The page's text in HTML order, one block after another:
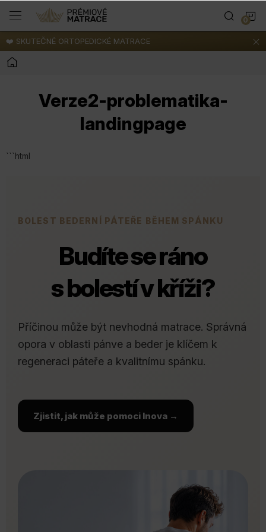
obsah
❤️ SKUTEČNÉ ORTOPEDICKÉ MATRACE
Domů
Verze2-problematika-
landingpage
```html
BOLEST BEDERNÍ PÁTEŘE BĚHEM SPÁNKU
Budíte se ráno
s bolestí v kříži?
Příčinou může být nevhodná matrace. Správná
opora v oblasti pánve a beder je klíčem k
regeneraci páteře a kvalitnímu spánku.
Zjistit, jak může pomoci Inova →